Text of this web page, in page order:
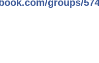
groups/